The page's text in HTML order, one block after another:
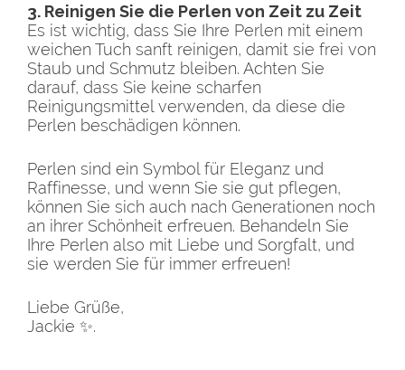
3. Reinigen Sie die Perlen von Zeit zu Zeit
Es ist wichtig, dass Sie Ihre Perlen mit einem
weichen Tuch sanft reinigen, damit sie frei von
Staub und Schmutz bleiben. Achten Sie
darauf, dass Sie keine scharfen
Reinigungsmittel verwenden, da diese die
Perlen beschädigen können.
Perlen sind ein Symbol für Eleganz und
Raffinesse, und wenn Sie sie gut pflegen,
können Sie sich auch nach Generationen noch
an ihrer Schönheit erfreuen. Behandeln Sie
Ihre Perlen also mit Liebe und Sorgfalt, und
sie werden Sie für immer erfreuen!
Liebe Grüße,
Jackie ✨.